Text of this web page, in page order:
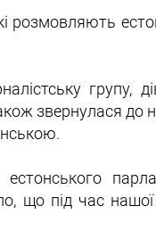
розмовляють
групу,
звернулася
що під час